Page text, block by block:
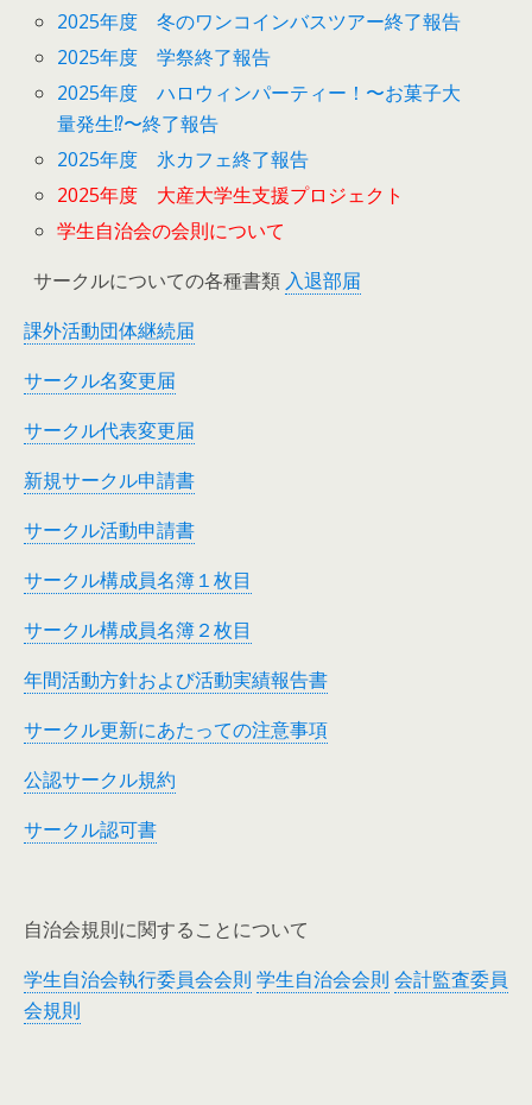
2025年度 冬のワンコインバスツアー終了報告
2025年度 学祭終了報告
2025年度 ハロウィンパーティー！〜お菓子大
量発生⁉︎〜終了報告
2025年度 氷カフェ終了報告
2025年度 大産大学生支援プロジェクト
学生自治会の会則について
サークルについての各種書類 入退部届
課外活動団体継続届
サークル名変更届
サークル代表変更届
新規サークル申請書
サークル活動申請書
サークル構成員名簿１枚目
サークル構成員名簿２枚目
年間活動方針および活動実績報告書
サークル更新にあたっての注意事項
公認サークル規約
サークル認可書
自治会規則に関することについて
学生自治会執行委員会会則 学生自治会会則 会計監査委員
会規則